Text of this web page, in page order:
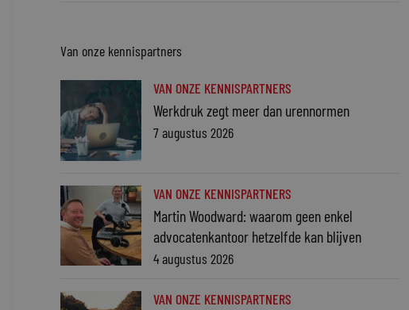
Van onze kennispartners
VAN ONZE KENNISPARTNERS
Werkdruk zegt meer dan urennormen
7 augustus 2026
VAN ONZE KENNISPARTNERS
Martin Woodward: waarom geen enkel
advocatenkantoor hetzelfde kan blijven
4 augustus 2026
VAN ONZE KENNISPARTNERS